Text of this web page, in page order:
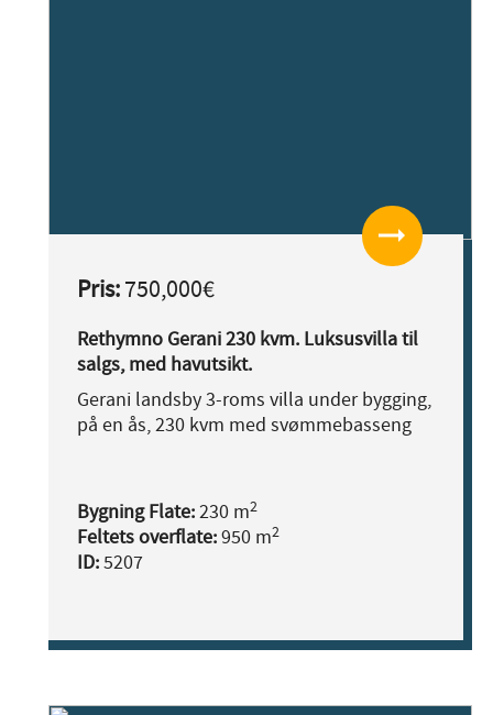
arrow_right_alt
Pris:750,000€
Rethymno Gerani 230 kvm. Luksusvilla til
salgs, med havutsikt.
Gerani landsby 3-roms villa under bygging,
på en ås, 230 kvm med svømmebasseng
Bygning Flate:230 m2
Feltets overflate:950 m2
ID:5207